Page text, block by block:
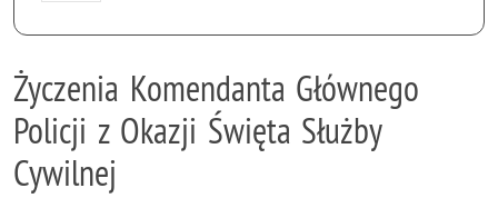
Życzenia Komendanta Głównego
Policji z Okazji Święta Służby
Cywilnej